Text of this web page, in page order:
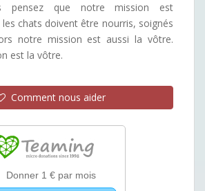
pensez que notre mission est
chats doivent être nourris, soignés
notre mission est aussi la vôtre.
est la vôtre.
Comment nous aider